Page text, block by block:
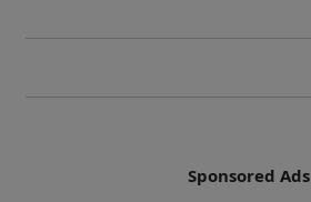
Sponsored Ads